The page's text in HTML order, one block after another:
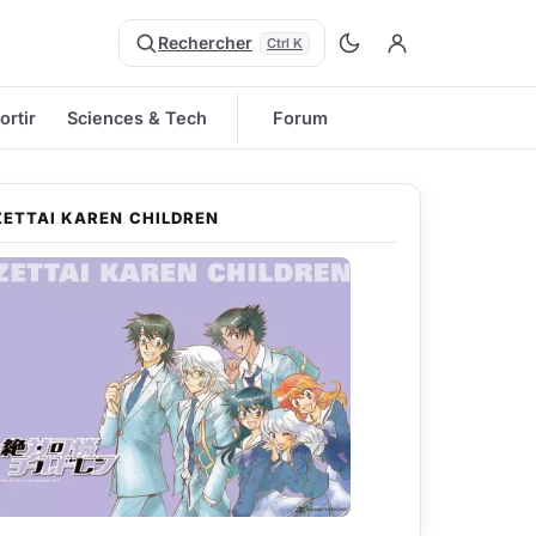
Rechercher Ctrl K
Sciences & Tech Forum
KAREN CHILDREN